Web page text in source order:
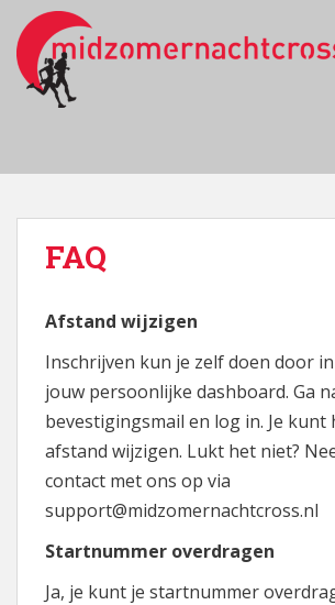
FAQ
Afstand wijzigen
Inschrijven kun je zelf doen door
jouw persoonlijke dashboard. Ga
bevestigingsmail en log in. Je kunt
afstand wijzigen. Lukt het niet?
contact met ons op via
support@midzomernachtcross.nl
Startnummer overdragen
Ja, je kunt je startnummer